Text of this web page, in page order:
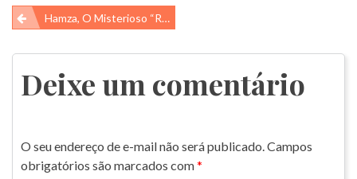
Navegação
de
Post
Hamza, O Misterioso “rio” Que Flui Sob A Amazônia
Deixe um comentário
O seu endereço de e-mail não será publicado. Campos
obrigatórios são marcados com*